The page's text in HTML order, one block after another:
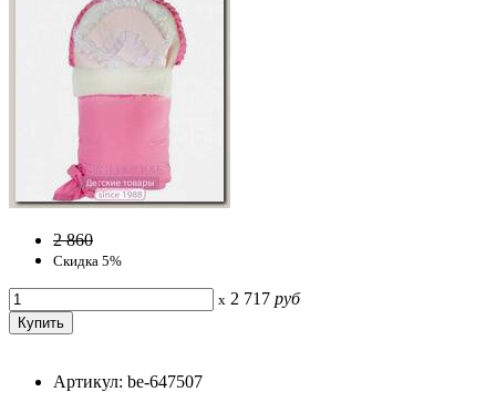
2 860
Скидка 5%
x 2 717 руб
Артикул: be-647507